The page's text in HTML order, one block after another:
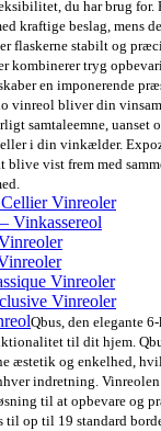
du har brug for.
kraftige beslag, mens
flaskerne stabilt og
kombinerer tryg
en imponerende
vinreol bliver din
samtaleemne, uanset
i din vinkælder.
blive vist frem med
Vinreoler
Vinkassereol
Vinreoler
Vinreoler
Qbus, den elegante
til dit hjem.
æstetik og enkelhed,
indretning.
til at opbevare og
til op til 19 standard